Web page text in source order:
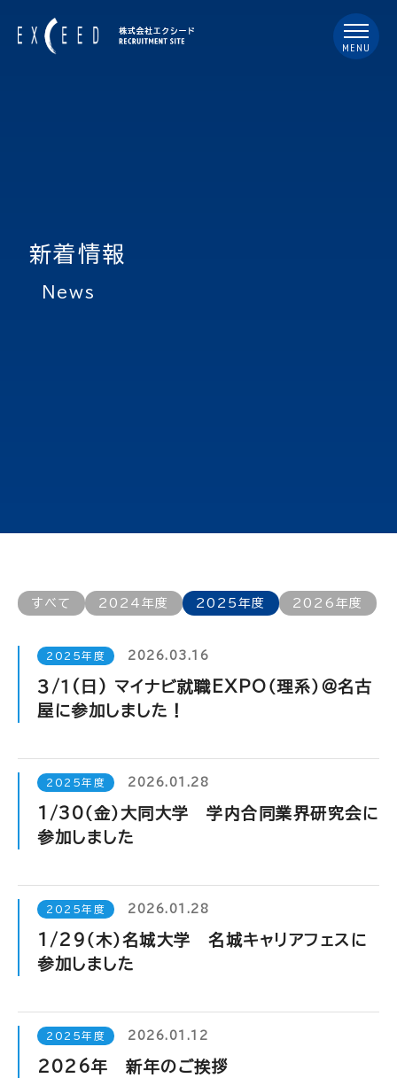
MENU
新着情報
news
すべて 2024年度 2025年度 2026年度
2025年度 2026.03.16
３/１(日) マイナビ就職EXPO（理系）＠名古
屋に参加しました！
2025年度 2026.01.28
1/30（金）大同大学 学内合同業界研究会に
参加しました
2025年度 2026.01.28
1/29（木）名城大学 名城キャリアフェスに
参加しました
2025年度 2026.01.12
2026年 新年のご挨拶